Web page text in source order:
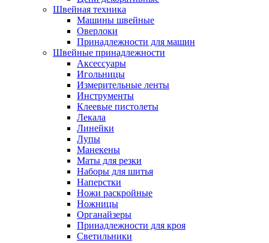
Швейная техника
Машины швейные
Оверлоки
Принадлежности для машин
Швейные принадлежности
Аксессуары
Игольницы
Измерительные ленты
Инструменты
Клеевые пистолеты
Лекала
Линейки
Лупы
Манекены
Маты для резки
Наборы для шитья
Наперстки
Ножи раскройные
Ножницы
Органайзеры
Принадлежности для кроя
Светильники